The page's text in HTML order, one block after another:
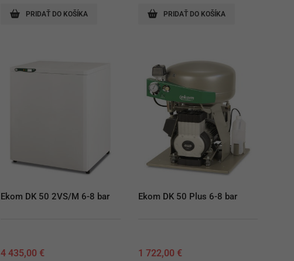
PRIDAŤ DO KOŠÍKA PRIDAŤ DO KOŠÍKA
Ekom DK 50 2VS/M 6-8 bar
4 435,00 €
Ekom DK 50 Plus 6-8 bar
1 722,00 €